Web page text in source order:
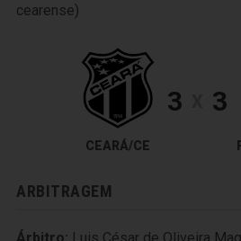
cearense)
CEARÁ/CE
3 3
ARBITRAGEM